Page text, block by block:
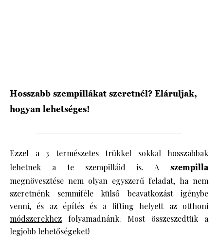
Hosszabb szempillákat szeretnél? Eláruljak,
hogyan lehetséges!
Ezzel a 3 természetes trükkel sokkal hosszabbak
lehetnek a te szempilláid is. A szempilla
megnövesztése nem olyan egyszerű feladat, ha nem
szeretnénk semmiféle külső beavatkozást igénybe
venni, és az építés és a lifting helyett az otthoni
módszerekhez folyamadnánk. Most összeszedtük a
legjobb lehetőségeket!